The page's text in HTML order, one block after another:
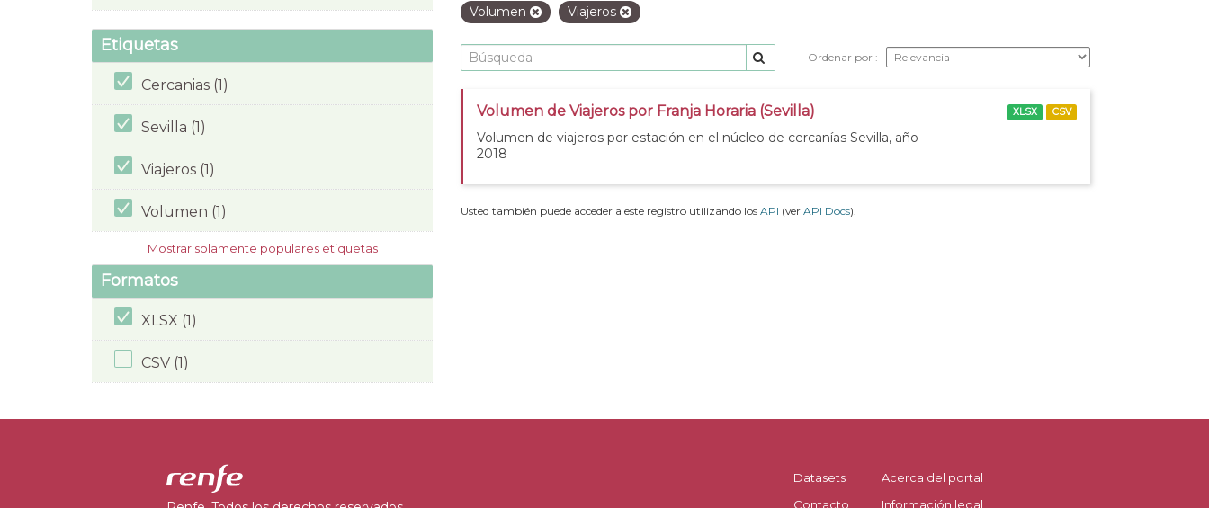
Etiquetas
Cercanias (1)
Sevilla (1)
Viajeros (1)
Volumen (1)
Mostrar solamente populares etiquetas
Formatos
XLSX (1)
CSV (1)
Volumen
Viajeros
Ordenar por
Volumen de Viajeros por Franja Horaria (Sevilla)
Volumen de viajeros por estación en el núcleo de cercanías Sevilla, año
2018
XLSX CSV
Usted también puede acceder a este registro utilizando los API (ver API Docs).
Datasets
Contacto
Acerca del portal
Información legal